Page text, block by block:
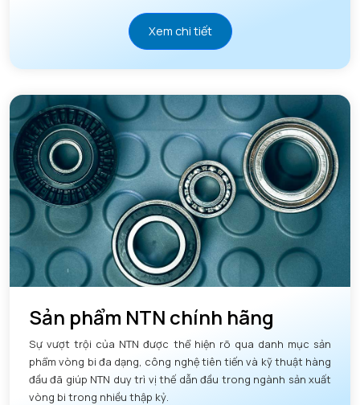
Xem chi tiết
Sản phẩm NTN chính hãng
Sự vượt trội của NTN được thể hiện rõ qua danh mục sản
phẩm vòng bi đa dạng, công nghệ tiên tiến và kỹ thuật hàng
đầu đã giúp NTN duy trì vị thế dẫn đầu trong ngành sản xuất
vòng bi trong nhiều thập kỷ.